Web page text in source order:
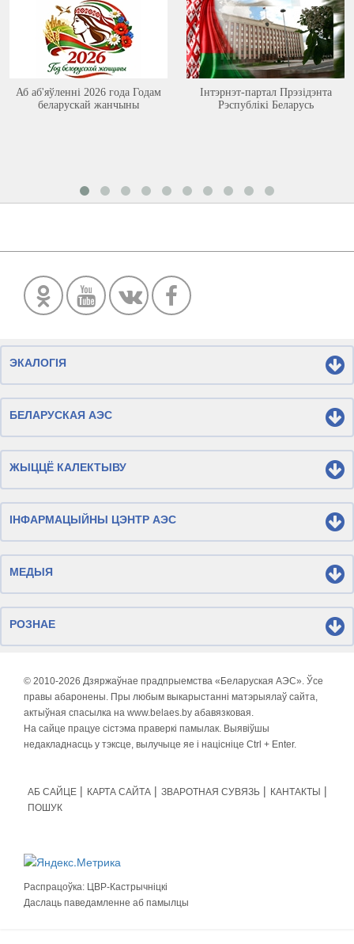
Аб аб'яўленні 2026 года Годам
беларускай жанчыны
Інтэрнэт-партал Прэзідэнта
Рэспублікі Беларусь
ЭКАЛОГІЯ
БЕЛАРУСКАЯ АЭС
ЖЫЦЦЁ КАЛЕКТЫВУ
ІНФАРМАЦЫЙНЫ ЦЭНТР АЭС
МЕДЫЯ
РОЗНАЕ
© 2010-2026 Дзяржаўнае прадпрыемства «Беларуская АЭС». Ўсе
правы абаронены. Пры любым выкарыстанні матэрыялаў сайта,
актыўная спасылка на www.belaes.by абавязковая.
На сайце працуе сістэма праверкі памылак. Выявіўшы
недакладнасць у тэксце, вылучыце яе і націсніце Ctrl + Enter.
АБ САЙЦЕ КАРТА САЙТА ЗВАРОТНАЯ СУВЯЗЬ
КАНТАКТЫ
ПОШУК
Распрацоўка: ЦВР-Кастрычніцкі
Даслаць паведамленне аб памылцы